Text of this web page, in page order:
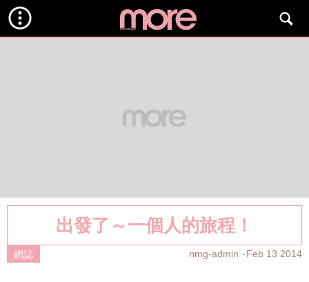
出發了～一個人的旅程！
網誌 nmg-admin Feb 13 2014